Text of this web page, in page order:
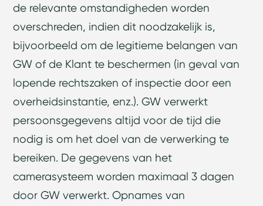
de relevante omstandigheden worden
overschreden, indien dit noodzakelijk is,
bijvoorbeeld om de legitieme belangen van
GW of de Klant te beschermen (in geval van
lopende rechtszaken of inspectie door een
overheidsinstantie, enz.). GW verwerkt
persoonsgegevens altijd voor de tijd die
nodig is om het doel van de verwerking te
bereiken. De gegevens van het
camerasysteem worden maximaal 3 dagen
door GW verwerkt. Opnames van